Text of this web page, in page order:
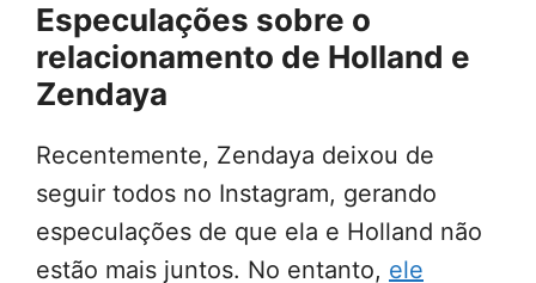
Especulações sobre o
relacionamento de Holland e
Zendaya
Recentemente, Zendaya deixou de
seguir todos no Instagram, gerando
especulações de que ela e Holland não
estão mais juntos. No entanto, ele